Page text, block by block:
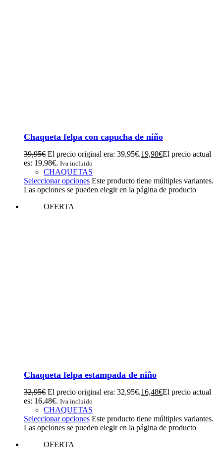
Chaqueta felpa con capucha de niño
39,95€ El precio original era: 39,95€.19,98€El precio actual
es: 19,98€. Iva incluido
CHAQUETAS
Seleccionar opciones Este producto tiene múltiples variantes.
Las opciones se pueden elegir en la página de producto
OFERTA
Chaqueta felpa estampada de niño
32,95€ El precio original era: 32,95€.16,48€El precio actual
es: 16,48€. Iva incluido
CHAQUETAS
Seleccionar opciones Este producto tiene múltiples variantes.
Las opciones se pueden elegir en la página de producto
OFERTA